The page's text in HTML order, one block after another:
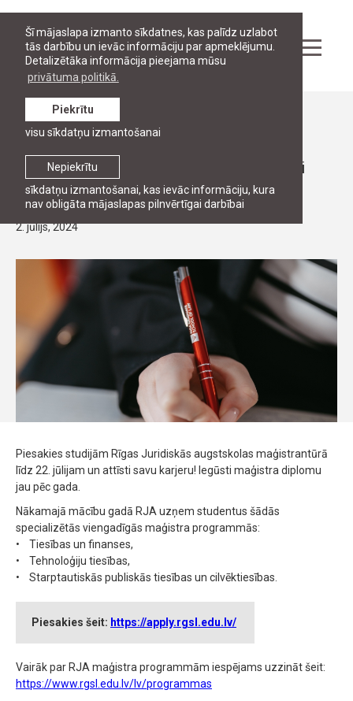
Šī mājaslapa izmanto sīkdatnes, kas palīdz uzlabot
tās darbību un ievāc informāciju par apmeklējumu.
Detalizētāka informācija pieejama mūsu
privātuma politikā.
Nepiekrītu
sīkdatņu izmantošanai, kas ievāc informāciju, kura
nav obligāta mājaslapas pilnvērtīgai darbībai
Piekrītu
visu sīkdatņu izmantošanai
Ziņas
STUDIJAS
Nāc studēt RJA maģistrantūrā un attīsti
savu karjeru
2. jūlijs, 2024
Piesakies studijām Rīgas Juridiskās augstskolas maģistrantūrā
līdz 22. jūlijam un attīsti savu karjeru! Iegūsti maģistra diplomu
jau pēc gada.
Nākamajā mācību gadā RJA uzņem studentus šādās
specializētās viengadīgās maģistra programmās:
• Tiesības un finanses,
• Tehnoloģiju tiesības,
• Starptautiskās publiskās tiesības un cilvēktiesības.
Piesakies šeit: https://apply.rgsl.edu.lv/
Vairāk par RJA maģistra programmām iespējams uzzināt šeit:
https://www.rgsl.edu.lv/lv/programmas